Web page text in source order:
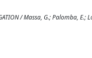
/ Massa, G.; Palomba,